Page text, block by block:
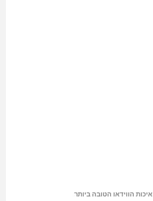
איכות הווידאו הטובה ביותר